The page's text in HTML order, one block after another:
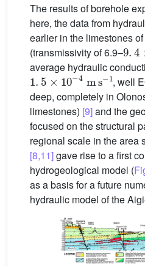
The results of borehole
here, the data from
earlier in the limestones
(transmissivity of 6.9–
9.4×
average hydraulic
1.5×10-4ms-1
, well
deep, completely in
limestones) [9]and the
focused on the structural
regional scale in the area
[8,11]gave rise to a first
hydrogeological model (
as a basis for a future
hydraulic model of the